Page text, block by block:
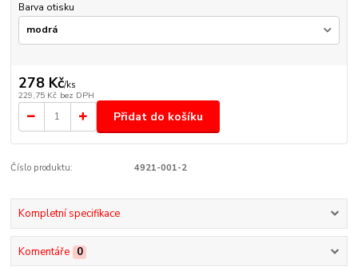
Barva otisku
278 Kč/ks
229,75 Kč bez DPH
Přidat do košíku
Číslo produktu: 4921-001-2
Kompletní specifikace
Komentáře 0